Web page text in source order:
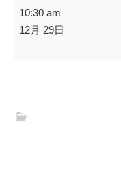
降
誕
第
10:30 am
12月 29日